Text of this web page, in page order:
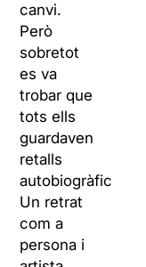
canvi.
Però
sobretot
es va
trobar que
tots ells
guardaven
retalls
autobiogràfics.
Un retrat
com a
persona i